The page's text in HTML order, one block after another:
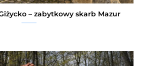
– zabytkowy skarb Mazur